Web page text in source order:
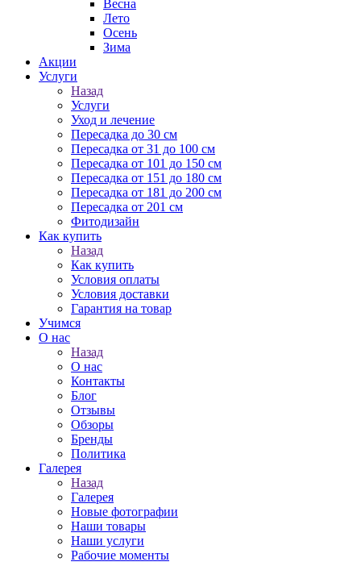
Весна
Лето
Осень
Зима
Акции
Услуги
Назад
Услуги
Уход и лечение
Пересадка до 30 см
Пересадка от 31 до 100 см
Пересадка от 101 до 150 см
Пересадка от 151 до 180 см
Пересадка от 181 до 200 см
Пересадка от 201 см
Фитодизайн
Как купить
Назад
Как купить
Условия оплаты
Условия доставки
Гарантия на товар
Учимся
О нас
Назад
О нас
Контакты
Блог
Отзывы
Обзоры
Бренды
Политика
Галерея
Назад
Галерея
Новые фотографии
Наши товары
Наши услуги
Рабочие моменты